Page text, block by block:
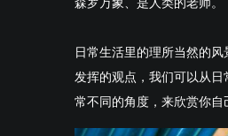
森罗万象、是人类的老师。
日常生活里的理所当然的
发挥的观点，我们可以从
常不同的角度，来欣赏你自